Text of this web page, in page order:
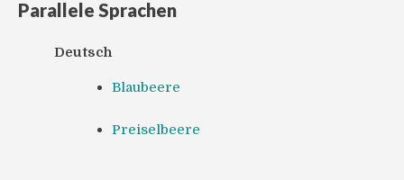
Parallele Sprachen
Deutsch
Blaubeere
Preiselbeere